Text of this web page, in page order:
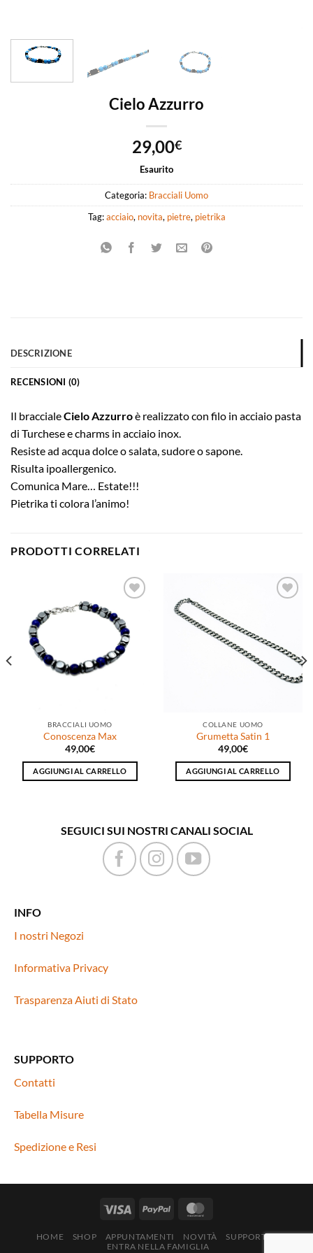
Cielo Azzurro
29,00€
Esaurito
Categoria: Bracciali Uomo
Tag:acciaio, novita, pietre, pietrika
DESCRIZIONE
RECENSIONI (0)
Il braccialeCielo Azzurroè realizzato con filo in acciaio pasta
di Turchese e charms in acciaio inox.
Resiste ad acqua dolce o salata, sudore o sapone.
Risulta ipoallergenico.
Comunica Mare… Estate!!!
Pietrika ti colora l’animo!
PRODOTTI CORRELATI
alla lista
dei
desideri
BRACCIALI UOMO
Conoscenza Max
49,00€
AGGIUNGI AL CARRELLO
desideri
COLLANE UOMO
Grumetta Satin 1
49,00€
AGGIUNGI AL CARRELLO
SEGUICI SUI NOSTRI CANALI SOCIAL
INFO
I nostri Negozi
Informativa Privacy
Trasparenza Aiuti di Stato
SUPPORTO
Contatti
Tabella Misure
Spedizione e Resi
HOME SHOP APPUNTAMENTI NOVITÀ
SUPPORTO
ENTRA NELLA FAMIGLIA